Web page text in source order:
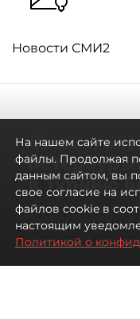
Новости СМИ2
в Турцию
Петербуржцы
Турции без
На нашем сайте
файлы. Продолжая
данным сайтом, вы
свое согласие на
файлов cookie в
настоящим
Политикой о